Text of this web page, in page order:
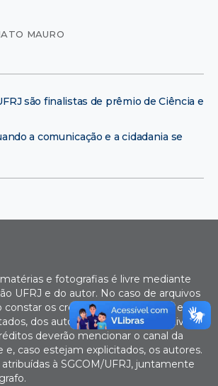
MAURO
são finalistas de prêmio de Ciência e
a comunicação e a cidadania se
e fotografias é livre mediante
UFRJ e do autor. No caso de arquivos
constar os créditos da Rádio UFRJ e,
dos autores. Para uso de arquivos
deverão mencionar o canal da
e, caso estejam explicitados, os autores.
à SGCOM/UFRJ, juntamente